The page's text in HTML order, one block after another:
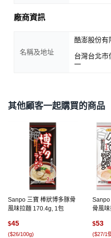
廠商資訊
名稱及地址
酷澎股份有
台灣台北市
一
其他顧客一起購買的商品
Sanpo 三寶 棒狀博多豚骨
風味拉麵 170.4g, 1包
$45
($26/100g)
Sanpo
骨風
$53
($27/1